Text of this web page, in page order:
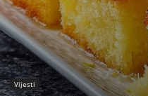
Vijesti